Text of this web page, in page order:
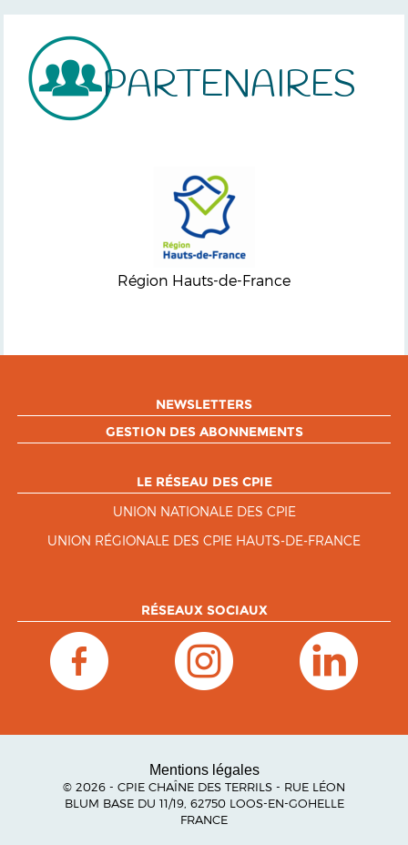
PARTENAIRES
Région Hauts-de-France
NEWSLETTERS
GESTION DES ABONNEMENTS
LE RÉSEAU DES CPIE
UNION NATIONALE DES CPIE
UNION RÉGIONALE DES CPIE HAUTS-DE-FRANCE
RÉSEAUX SOCIAUX
Mentions légales
© 2026 - CPIE CHAÎNE DES TERRILS - RUE LÉON
BLUM BASE DU 11/19, 62750 LOOS-EN-GOHELLE
FRANCE